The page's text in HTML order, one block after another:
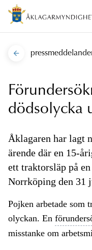
dödsolycka
Åklagaren har lagt
ärende där en 15-
ett traktorsläp på
Norrköping den 31
Pojken arbetade
olyckan. En
misstanke om